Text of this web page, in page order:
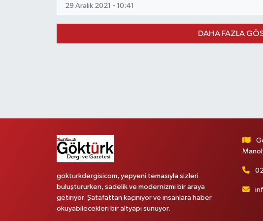
29 Aralık 2021 - 10:41
DAHA FAZLA
gokturkdergisicom, yepyeni temasıyla sizleri
buluştururken, sadelik ve modernizmi bir araya
getiriyor. Şatafattan kaçınıyor ve insanlara haber
okuyabilecekleri bir altyapı sunuyor.